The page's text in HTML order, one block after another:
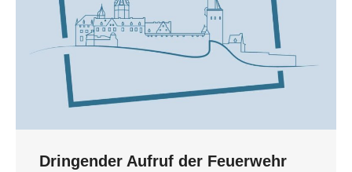
Dringender Aufruf der Feuerwehr